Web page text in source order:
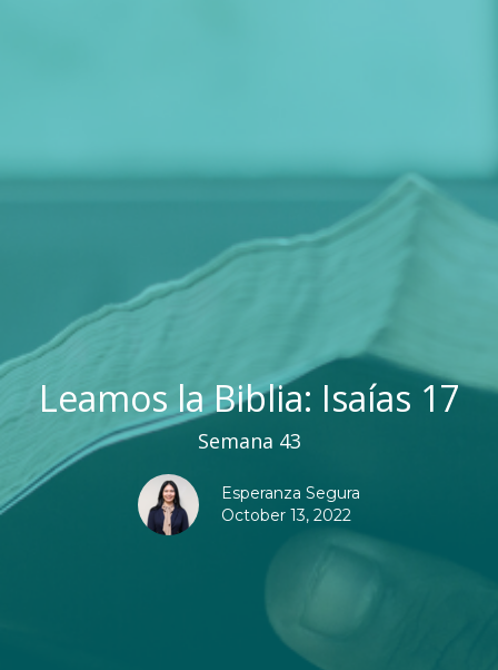
Leamos la Biblia: Isaías 17
Semana 43
Esperanza Segura
October 13, 2022